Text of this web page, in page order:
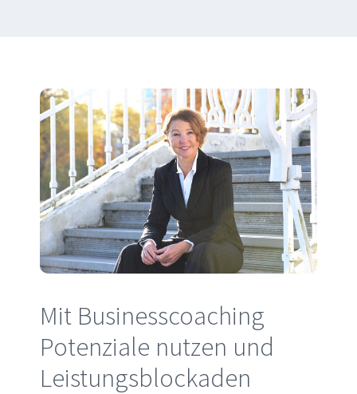
Mit Businesscoaching
Potenziale nutzen und
Leistungsblockaden